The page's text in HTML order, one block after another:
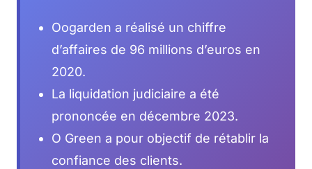
Oogarden a réalisé un chiffre
d’affaires de 96 millions d’euros en
2020.
La liquidation judiciaire a été
prononcée en décembre 2023.
O Green a pour objectif de rétablir la
confiance des clients.